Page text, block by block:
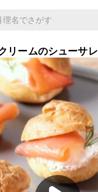
リームのシューサレ